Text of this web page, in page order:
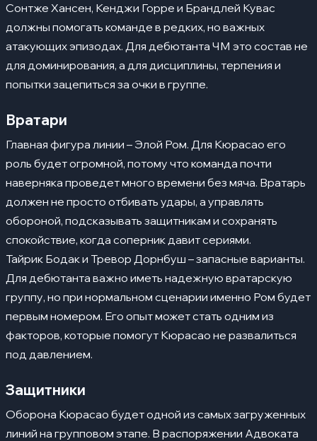
Сонтже Хансен, Кенджи Горре и Брандлей Кувас
должны помогать команде в редких, но важных
атакующих эпизодах. Для дебютанта ЧМ это состав не
для доминирования, а для дисциплины, терпения и
попытки зацепиться за очки в группе.
Вратари
Главная фигура линии – Элой Ром. Для Кюрасао его
роль будет огромной, потому что команда почти
наверняка проведет много времени без мяча. Вратарь
должен не просто отбивать удары, а управлять
обороной, подсказывать защитникам и сохранять
спокойствие, когда соперник давит сериями.
Тайрик Бодак и Тревор Дорнбуш – запасные варианты.
Для дебютанта важно иметь надежную вратарскую
группу, но при нормальном сценарии именно Ром будет
первым номером. Его опыт может стать одним из
факторов, которые помогут Кюрасао не развалиться
под давлением.
Защитники
Оборона Кюрасао будет одной из самых загруженных
линий на групповом этапе. В распоряжении Адвоката